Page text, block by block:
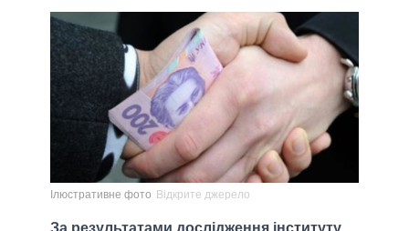
Ілюстративне фото Відкрите джерело
За результатами дослідження інституту